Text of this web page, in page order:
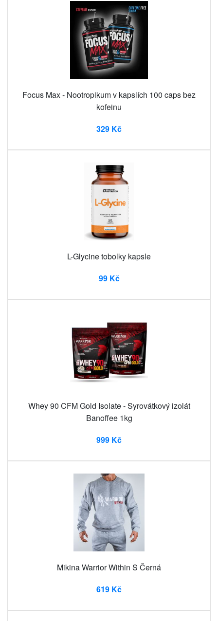
Focus Max - Nootropikum v kapslích 100 caps bez
kofeinu
329 Kč
L-Glycine tobolky kapsle
99 Kč
Whey 90 CFM Gold Isolate - Syrovátkový izolát
Banoffee 1kg
999 Kč
Mikina Warrior Within S Černá
619 Kč